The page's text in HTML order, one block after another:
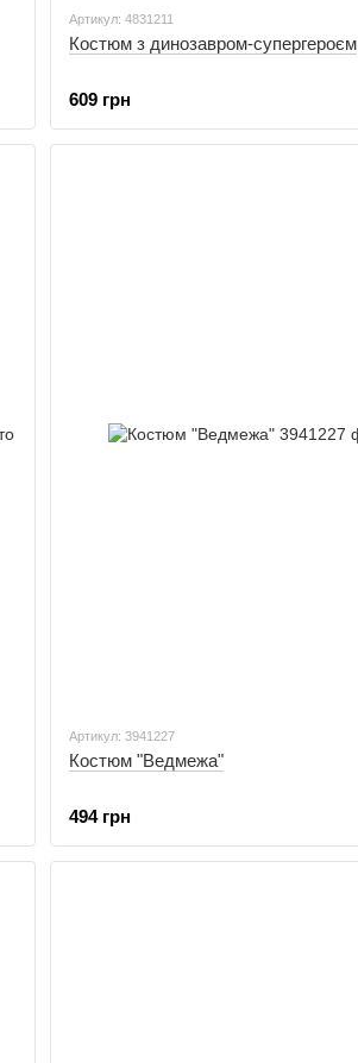
Артикул: 4831211
Костюм з динозавром-супергероєм
609 грн
Артикул: 3941227
Костюм "Ведмежа"
494 грн